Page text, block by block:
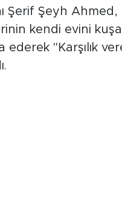
Şerif Şeyh Ahmed,
kendi evini
ederek "Karşılık